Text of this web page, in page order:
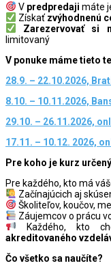
V predpredaji máte
Získať zvýhodnenú
Zarezervovať si
limitovaný
V ponuke máme tieto
28.9. – 22.10.2026,
8.10. – 10.11.2026,
29.10. – 26.11.2026,
17.11. – 10.12. 2026,
Pre koho je kurz
Pre každého, kto má
Začínajúcich aj
Školiteľov, koučov,
Záujemcov o prácu
Každého, kto
akreditovaného
Čo všetko sa naučíte?